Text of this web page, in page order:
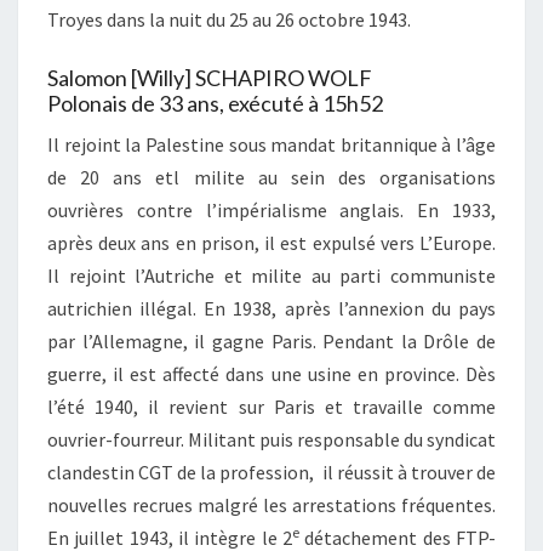
Troyes dans la nuit du 25 au 26 octobre 1943.
Salomon [Willy] SCHAPIRO WOLF
Polonais de 33 ans, exécuté à 15h52
Il rejoint la Palestine sous mandat britannique à l’âge
de 20 ans etl milite au sein des organisations
ouvrières contre l’impérialisme anglais. En 1933,
après deux ans en prison, il est expulsé vers L’Europe.
Il rejoint l’Autriche et milite au parti communiste
autrichien illégal. En 1938, après l’annexion du pays
par l’Allemagne, il gagne Paris. Pendant la Drôle de
guerre, il est affecté dans une usine en province. Dès
l’été 1940, il revient sur Paris et travaille comme
ouvrier-fourreur. Militant puis responsable du syndicat
clandestin CGT de la profession, il réussit à trouver de
nouvelles recrues malgré les arrestations fréquentes.
En juillet 1943, il intègre le 2e détachement des FTP-